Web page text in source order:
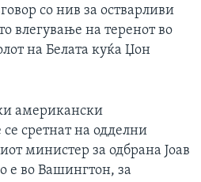
со нив за остварливи
влегување на теренот во
на Белата куќа Џон
американски
сретнат на одделни
министер за одбрана Јоав
е во Вашингтон, за